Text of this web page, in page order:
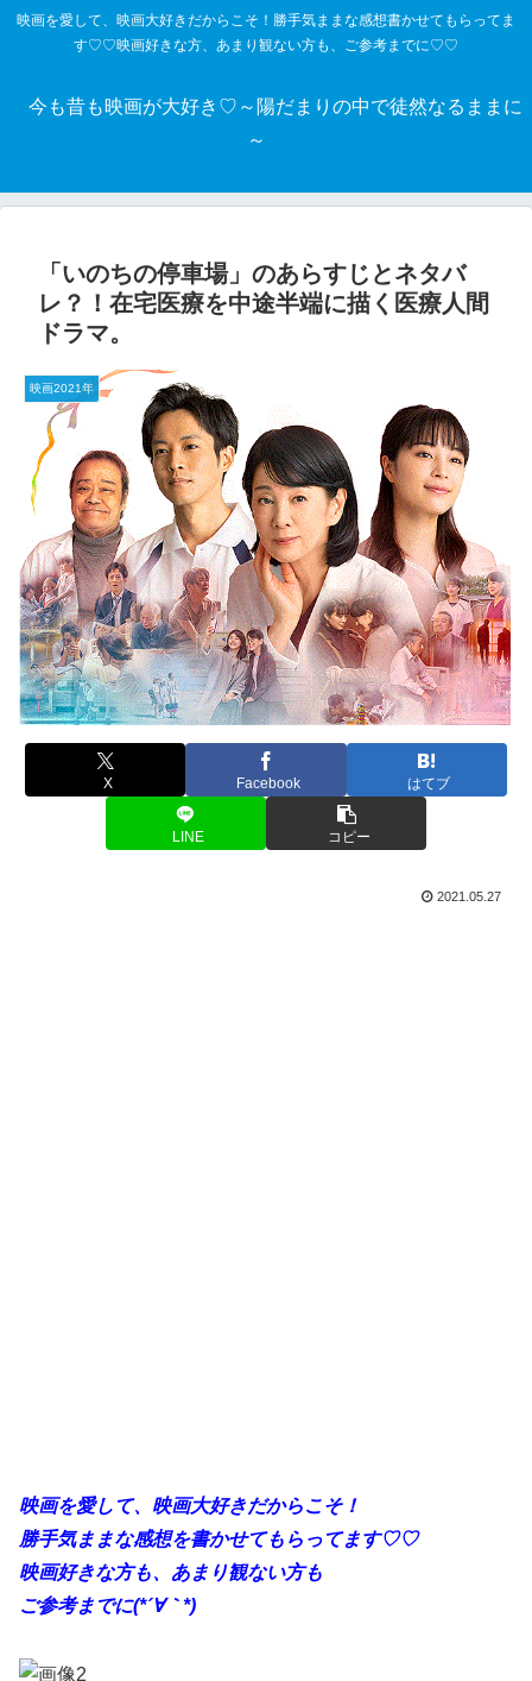
映画を愛して、映画大好きだからこそ！勝手気ままな感想書かせてもらってま
す♡♡映画好きな方、あまり観ない方も、ご参考までに♡♡
今も昔も映画が大好き♡～陽だまりの中で徒然なるままに
～
「いのちの停車場」のあらすじとネタバ
レ？！在宅医療を中途半端に描く医療人間
ドラマ。
映画2021年
X Facebook はてブ
LINE コピー
2021.05.27
映画を愛して、映画大好きだからこそ！
勝手気ままな感想を書かせてもらってます♡♡
映画好きな方も、あまり観ない方も
ご参考までに(*´∀｀*)